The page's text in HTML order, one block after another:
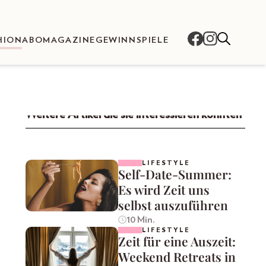
ABOMAGAZINE GEWINNSPIELE
Weitere Artikel die sie interessieren könnten
LIFESTYLE
Self-Date-Summer:
Es wird Zeit uns
selbst auszuführen
10 Min.
LIFESTYLE
Zeit für eine Auszeit:
Weekend Retreats in